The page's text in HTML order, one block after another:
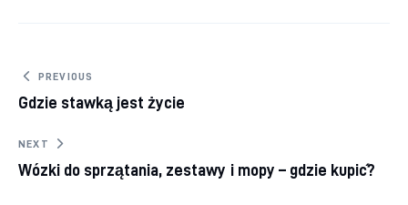
Nawigacja wpisu
PREVIOUS
Gdzie stawką jest życie
NEXT
Wózki do sprzątania, zestawy i mopy – gdzie kupić?